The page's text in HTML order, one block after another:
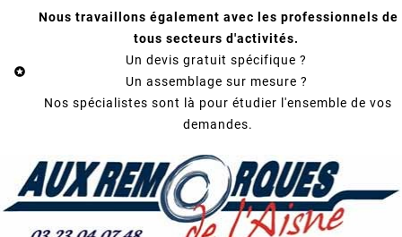

Nous travaillons également avec les professionnels de
tous secteurs d'activités.
Un devis gratuit spécifique ?
Un assemblage sur mesure ?
Nos spécialistes sont là pour étudier l'ensemble de vos
demandes.